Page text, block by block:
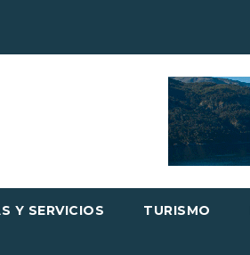
Y SERVICIOS TURISMO